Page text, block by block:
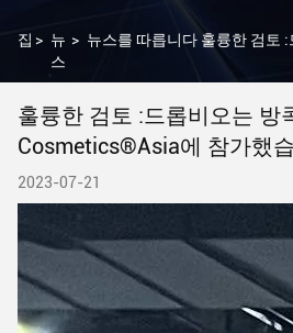
집 > 뉴
스
>
훌륭한 검토 :드롭비오는 방
Cosmetics®asia에 참가했
2023-07-21